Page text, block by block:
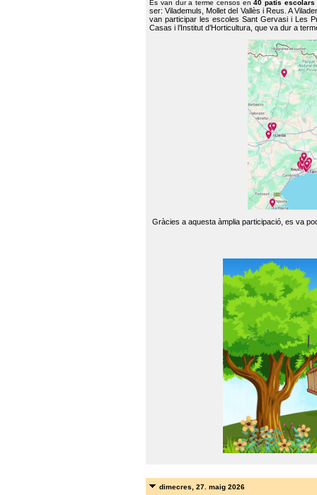
Es van dur a terme censos en40 patis escolars
ser: Vilademuls, Mollet del Vallès i Reus. A
van participar les escoles Sant Gervasi i Les
Casas i l’Institut d’Horticultura, que va dur a
Gràcies a aquesta àmplia participació, es va
dimecres, 27. maig 2026